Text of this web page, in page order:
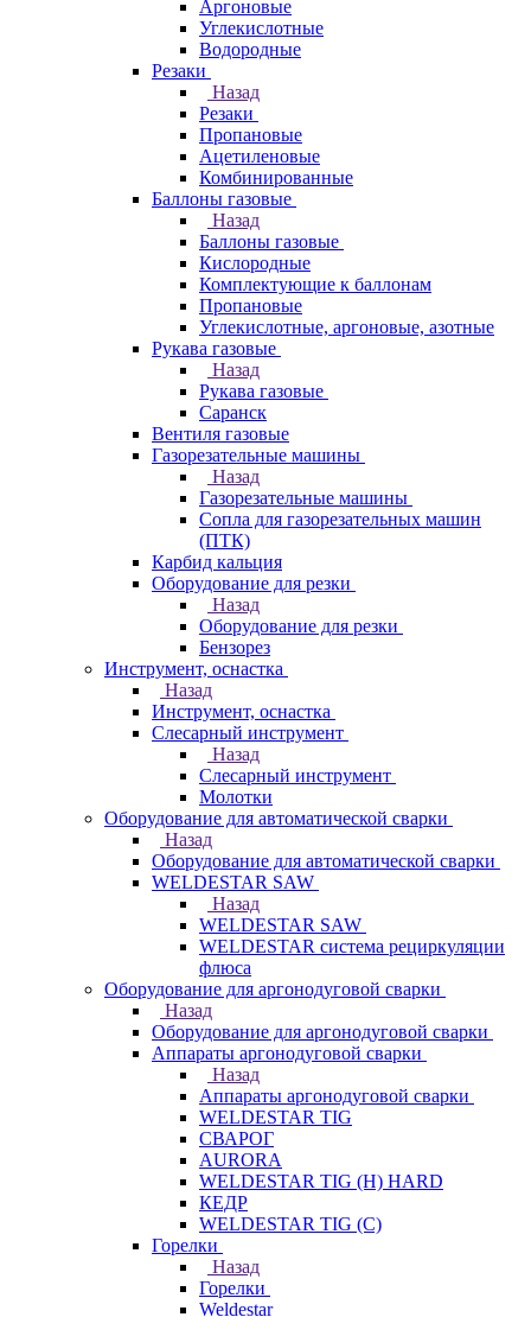
Аргоновые
Углекислотные
Водородные
Резаки
Назад
Резаки
Пропановые
Ацетиленовые
Комбинированные
Баллоны газовые
Назад
Баллоны газовые
Кислородные
Комплектующие к баллонам
Пропановые
Углекислотные, аргоновые, азотные
Рукава газовые
Назад
Рукава газовые
Саранск
Вентиля газовые
Газорезательные машины
Назад
Газорезательные машины
Сопла для газорезательных машин
(ПТК)
Карбид кальция
Оборудование для резки
Назад
Оборудование для резки
Бензорез
Инструмент, оснастка
Назад
Инструмент, оснастка
Слесарный инструмент
Назад
Слесарный инструмент
Молотки
Оборудование для автоматической сварки
Назад
Оборудование для автоматической сварки
WELDESTAR SAW
Назад
WELDESTAR SAW
WELDESTAR система рециркуляции
флюса
Оборудование для аргонодуговой сварки
Назад
Оборудование для аргонодуговой сварки
Аппараты аргонодуговой сварки
Назад
Аппараты аргонодуговой сварки
WELDESTAR TIG
СВАРОГ
AURORA
WELDESTAR TIG (H) HARD
КЕДР
WELDESTAR TIG (С)
Горелки
Назад
Горелки
Weldestar